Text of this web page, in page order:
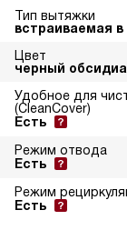
Тип вытяжки
встраиваемая
Цвет
черный
Удобное для
(CleanCover)
Есть
Режим отвода
Есть
Режим
Есть